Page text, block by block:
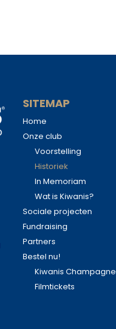
SITEMAP
Home
Onze club
Voorstelling
Historiek
In Memoriam
Wat is Kiwanis?
Sociale projecten
Fundraising
Partners
Bestel nu!
Kiwanis Champagne
Filmtickets